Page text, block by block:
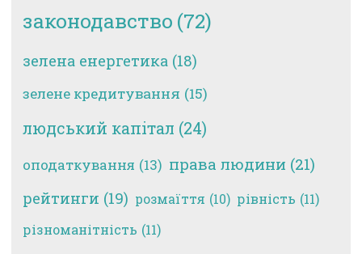
законодавство (72)
зелена енергетика (18)
зелене кредитування (15)
людський капітал (24)
оподаткування (13) права людини (21)
рейтинги (19) розмаїття (10) рівність (11)
різноманітність (11)